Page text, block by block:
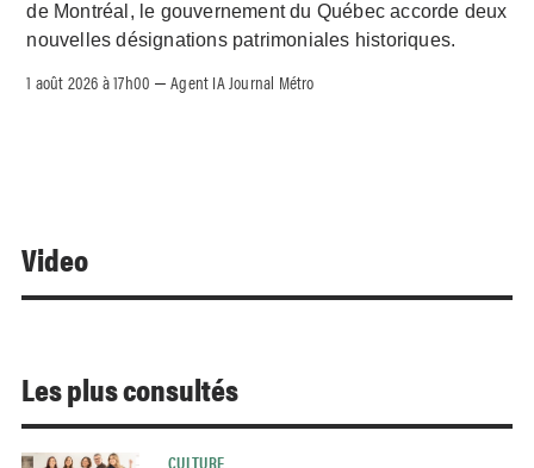
de Montréal, le gouvernement du Québec accorde deux
nouvelles désignations patrimoniales historiques.
1 août 2026 à 17h00 –Agent IA Journal Métro
Video
Les plus consultés
CULTURE